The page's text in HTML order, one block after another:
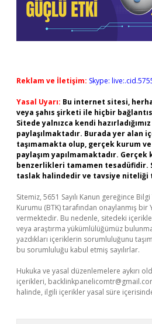
Reklam ve İletişim: Skype:
Yasal Uyarı: Bu internet sitesi,
veya şahıs şirketi ile hiçbir
Sitede yalnızca kendi
paylaşılmaktadır. Burada yer alan
taşımamakta olup, gerçek kurum
paylaşım yapılmamaktadır.
benzerlikleri tamamen tesadüfidir.
taslak halindedir ve tavsiye niteliği
Sitemiz, 5651 Sayılı Kanun gereğince
Kurumu (BTK) tarafından onaylanmış bir
vermektedir. Bu nedenle, sitedeki
veya araştırma yükümlülüğümüz
yazdıkları içeriklerin sorumluluğunu
bu sorumluluğu kabul etmiş sayılırlar.
Hukuka ve yasal düzenlemelere aykırı
içerikleri,
halinde, ilgili içerikler yasal süre